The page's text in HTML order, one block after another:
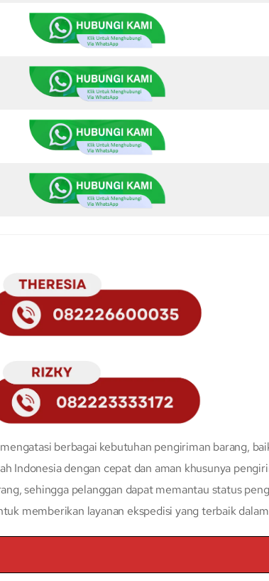
berbagai kebutuhan pengiriman barang,
Indonesia dengan cepat dan aman khusunya
sehingga pelanggan dapat memantau status
memberikan layanan ekspedisi yang terbaik